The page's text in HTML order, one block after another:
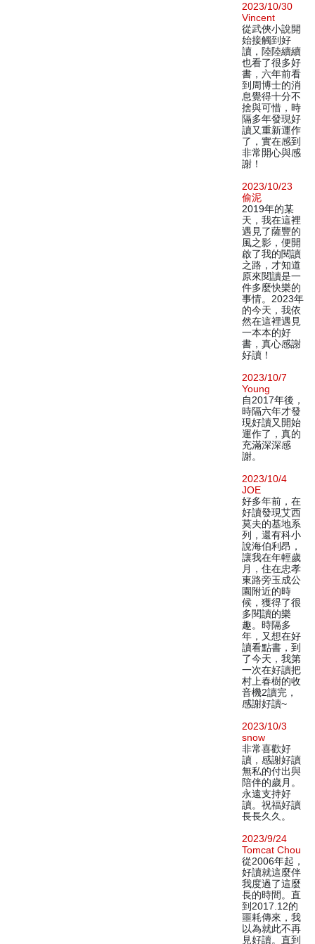
2023/10/30
Vincent
從武俠小說開
始接觸到好
讀，陸陸續續
也看了很多好
書，六年前看
到周博士的消
息覺得十分不
捨與可惜，時
隔多年發現好
讀又重新運作
了，實在感到
非常開心與感
謝！
2023/10/23
偷泥
2019年的某
天，我在這裡
遇見了薩豐的
風之影，便開
啟了我的閱讀
之路，才知道
原來閱讀是一
件多麼快樂的
事情。2023年
的今天，我依
然在這裡遇見
一本本的好
書，真心感謝
好讀！
2023/10/7
Young
自2017年後，
時隔六年才發
現好讀又開始
運作了，真的
充滿深深感
謝。
2023/10/4
JOE
好多年前，在
好讀發現艾西
莫夫的基地系
列，還有科小
說海伯利昂，
讓我在年輕歲
月，住在忠孝
東路旁玉成公
園附近的時
候，獲得了很
多閱讀的樂
趣。時隔多
年，又想在好
讀看點書，到
了今天，我第
一次在好讀把
村上春樹的收
音機2讀完，
感謝好讀~
2023/10/3
snow
非常喜歡好
讀，感謝好讀
無私的付出與
陪伴的歲月。
永遠支持好
讀。祝福好讀
長長久久。
2023/9/24
Tomcat Chou
從2006年起，
好讀就這麼伴
我度過了這麼
長的時間。直
到2017.12的
噩耗傳來，我
以為就此不再
見好讀。直到